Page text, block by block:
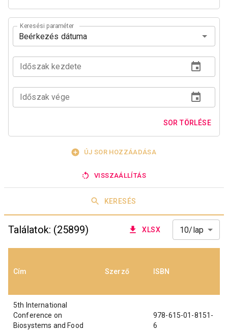
Keresési paraméter
Időszak kezdete
Időszak vége
SOR TÖRLÉSE
ÚJ SOR HOZZÁADÁSA
VISSZAÁLLÍTÁS
KERESÉS
Találatok: (25899) XLSX 10/lap
Cím Szerző ISBN
5th International
Conference on
Biosystems and Food
978-615-01-8151-
6